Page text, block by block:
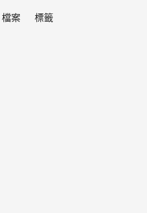
檔案 標籤